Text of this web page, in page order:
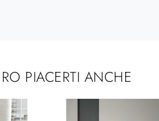
PIACERTI ANCHE